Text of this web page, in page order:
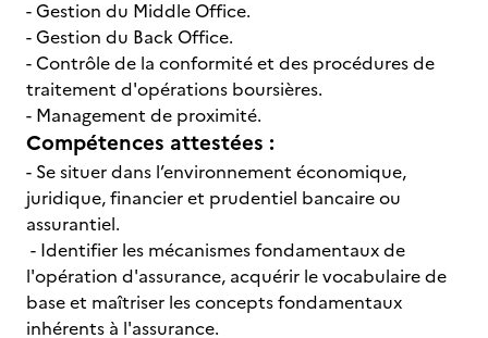
- Gestion du Middle Office.
- Gestion du Back Office.
- Contrôle de la conformité et des procédures de
traitement d'opérations boursières.
- Management de proximité.
Compétences attestées :
- Se situer dans l’environnement économique,
juridique, financier et prudentiel bancaire ou
assurantiel.
- Identifier les mécanismes fondamentaux de
l'opération d'assurance, acquérir le vocabulaire de
base et maîtriser les concepts fondamentaux
inhérents à l'assurance.